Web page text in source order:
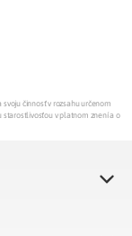
činnosť v rozsahu určenom
starostlivosťou v platnom znení a o